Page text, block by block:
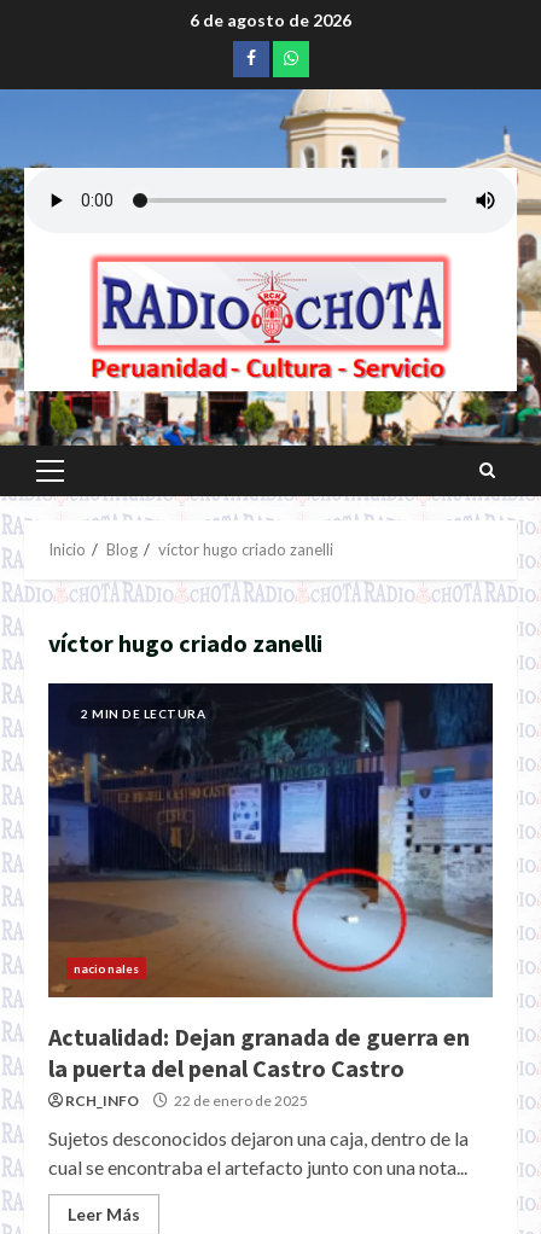
6 de agosto de 2026
Facebookwhatsapp
Menú
principal
Inicio Blog víctor hugo criado zanelli
víctor hugo criado zanelli
2 MIN DE LECTURA
nacionales
Actualidad: Dejan granada de guerra en
la puerta del penal Castro Castro
RCH_INFO 22 de enero de 2025
Sujetos desconocidos dejaron una caja, dentro de la
cual se encontraba el artefacto junto con una nota...
Leer Más